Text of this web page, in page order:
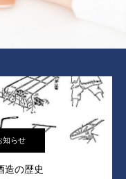
知らせ
造の歴史